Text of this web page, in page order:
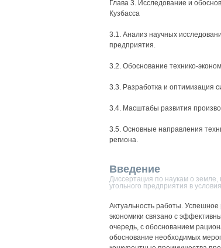
Глава 3. Исследование и
Кузбасса
3.1. Анализ научных
предприятия.
3.2. Обоснование технико-
3.3. Разработка и оптимизация
3.4. Масштабы развития
3.5. Основные направления
региона.
Введение
Диссертация по наукам о
угольного предприятия в
Актуальность работы.
экономики связано с
очередь, с обоснованием
обоснование необходимых